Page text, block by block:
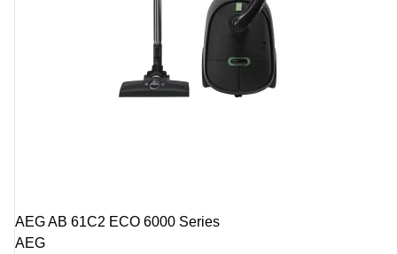
AEG AB 61C2 ECO 6000 Series
AEG